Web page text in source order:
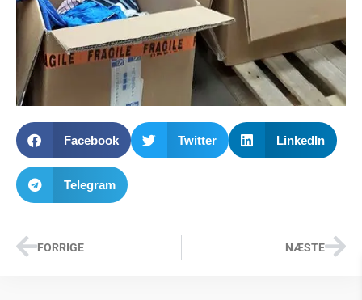
Facebook Twitter LinkedIn
Telegram
FORRIGE NÆSTE